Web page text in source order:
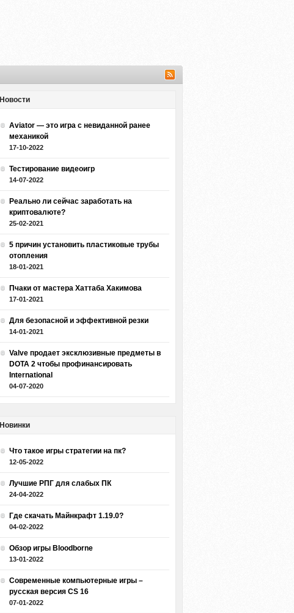
Новости
Aviator — это игра с невиданной ранее
механикой
17-10-2022
Тестирование видеоигр
14-07-2022
Реально ли сейчас заработать на
криптовалюте?
25-02-2021
5 причин установить пластиковые трубы
отопления
18-01-2021
Пчаки от мастера Хаттаба Хакимова
17-01-2021
Для безопасной и эффективной резки
14-01-2021
Valve продает эксклюзивные предметы в
DOTA 2 чтобы профинансировать
International
04-07-2020
Новинки
Что такое игры стратегии на пк?
12-05-2022
Лучшие РПГ для слабых ПК
24-04-2022
Где скачать Майнкрафт 1.19.0?
04-02-2022
Обзор игры Bloodborne
13-01-2022
Современные компьютерные игры –
русская версия CS 16
07-01-2022